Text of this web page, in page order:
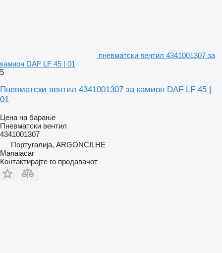
пневматски вентил 4341001307 за
камион DAF LF 45 | 01
5
Пневматски вентил 4341001307 за камион DAF LF 45 |
01
Цена на барање
Пневматски вентил
4341001307
Португалија, ARGONCILHE
Manaiacar
Контактирајте го продавачот